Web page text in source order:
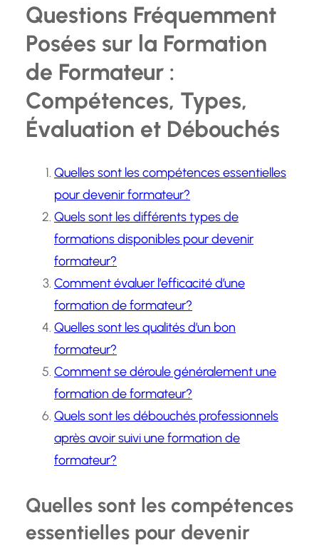
Questions Fréquemment
Posées sur la Formation
de Formateur :
Compétences, Types,
Évaluation et Débouchés
Quelles sont les compétences essentielles
pour devenir formateur?
Quels sont les différents types de
formations disponibles pour devenir
formateur?
Comment évaluer l’efficacité d’une
formation de formateur?
Quelles sont les qualités d’un bon
formateur?
Comment se déroule généralement une
formation de formateur?
Quels sont les débouchés professionnels
après avoir suivi une formation de
formateur?
Quelles sont les compétences
essentielles pour devenir